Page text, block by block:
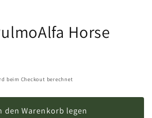
Horse
beim Checkout berechnet
den Warenkorb legen